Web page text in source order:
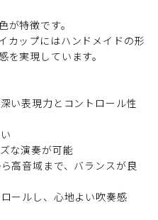
特徴です。
カップにはハンドメイドの形
実現しています。
い表現力とコントロール性
な演奏が可能
高音域まで、バランスが良
ールし、心地よい吹奏感